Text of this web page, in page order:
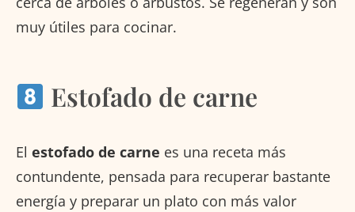
muy útiles para cocinar.
Estofado de carne
El estofado de carne es una receta más
contundente, pensada para recuperar bastante
energía y preparar un plato con más valor